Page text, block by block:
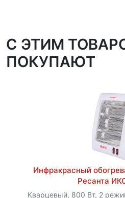
транспортировки и
надежность конструкции
обслуживании и длительный
C ЭТИМ
ПОКУПАЮТ
Инфракрасный
Ресанта
Кварцевый, 800 Вт, 2